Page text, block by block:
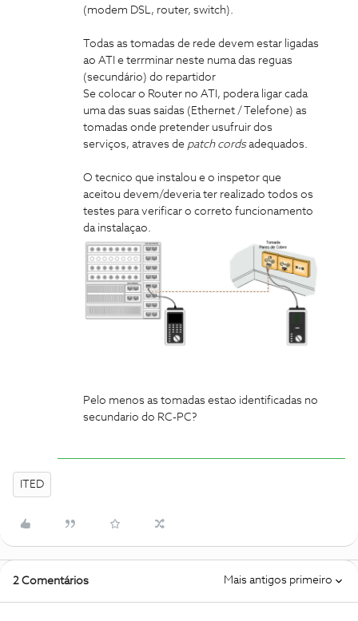
(modem DSL, router, switch).
Todas as tomadas de rede devem estar ligadas
ao ATI e terrminar neste numa das reguas
(secundário) do repartidor
Se colocar o Router no ATI, podera ligar cada
uma das suas saidas (Ethernet / Telefone) as
tomadas onde pretender usufruir dos
serviços, atraves de patch cordsadequados.
O tecnico que instalou e o inspetor que
aceitou devem/deveria ter realizado todos os
testes para verificar o correto funcionamento
da instalaçao.
Pelo menos as tomadas estao identificadas no
secundario do RC-PC?
ITED
2 Comentários Mais antigos primeiro